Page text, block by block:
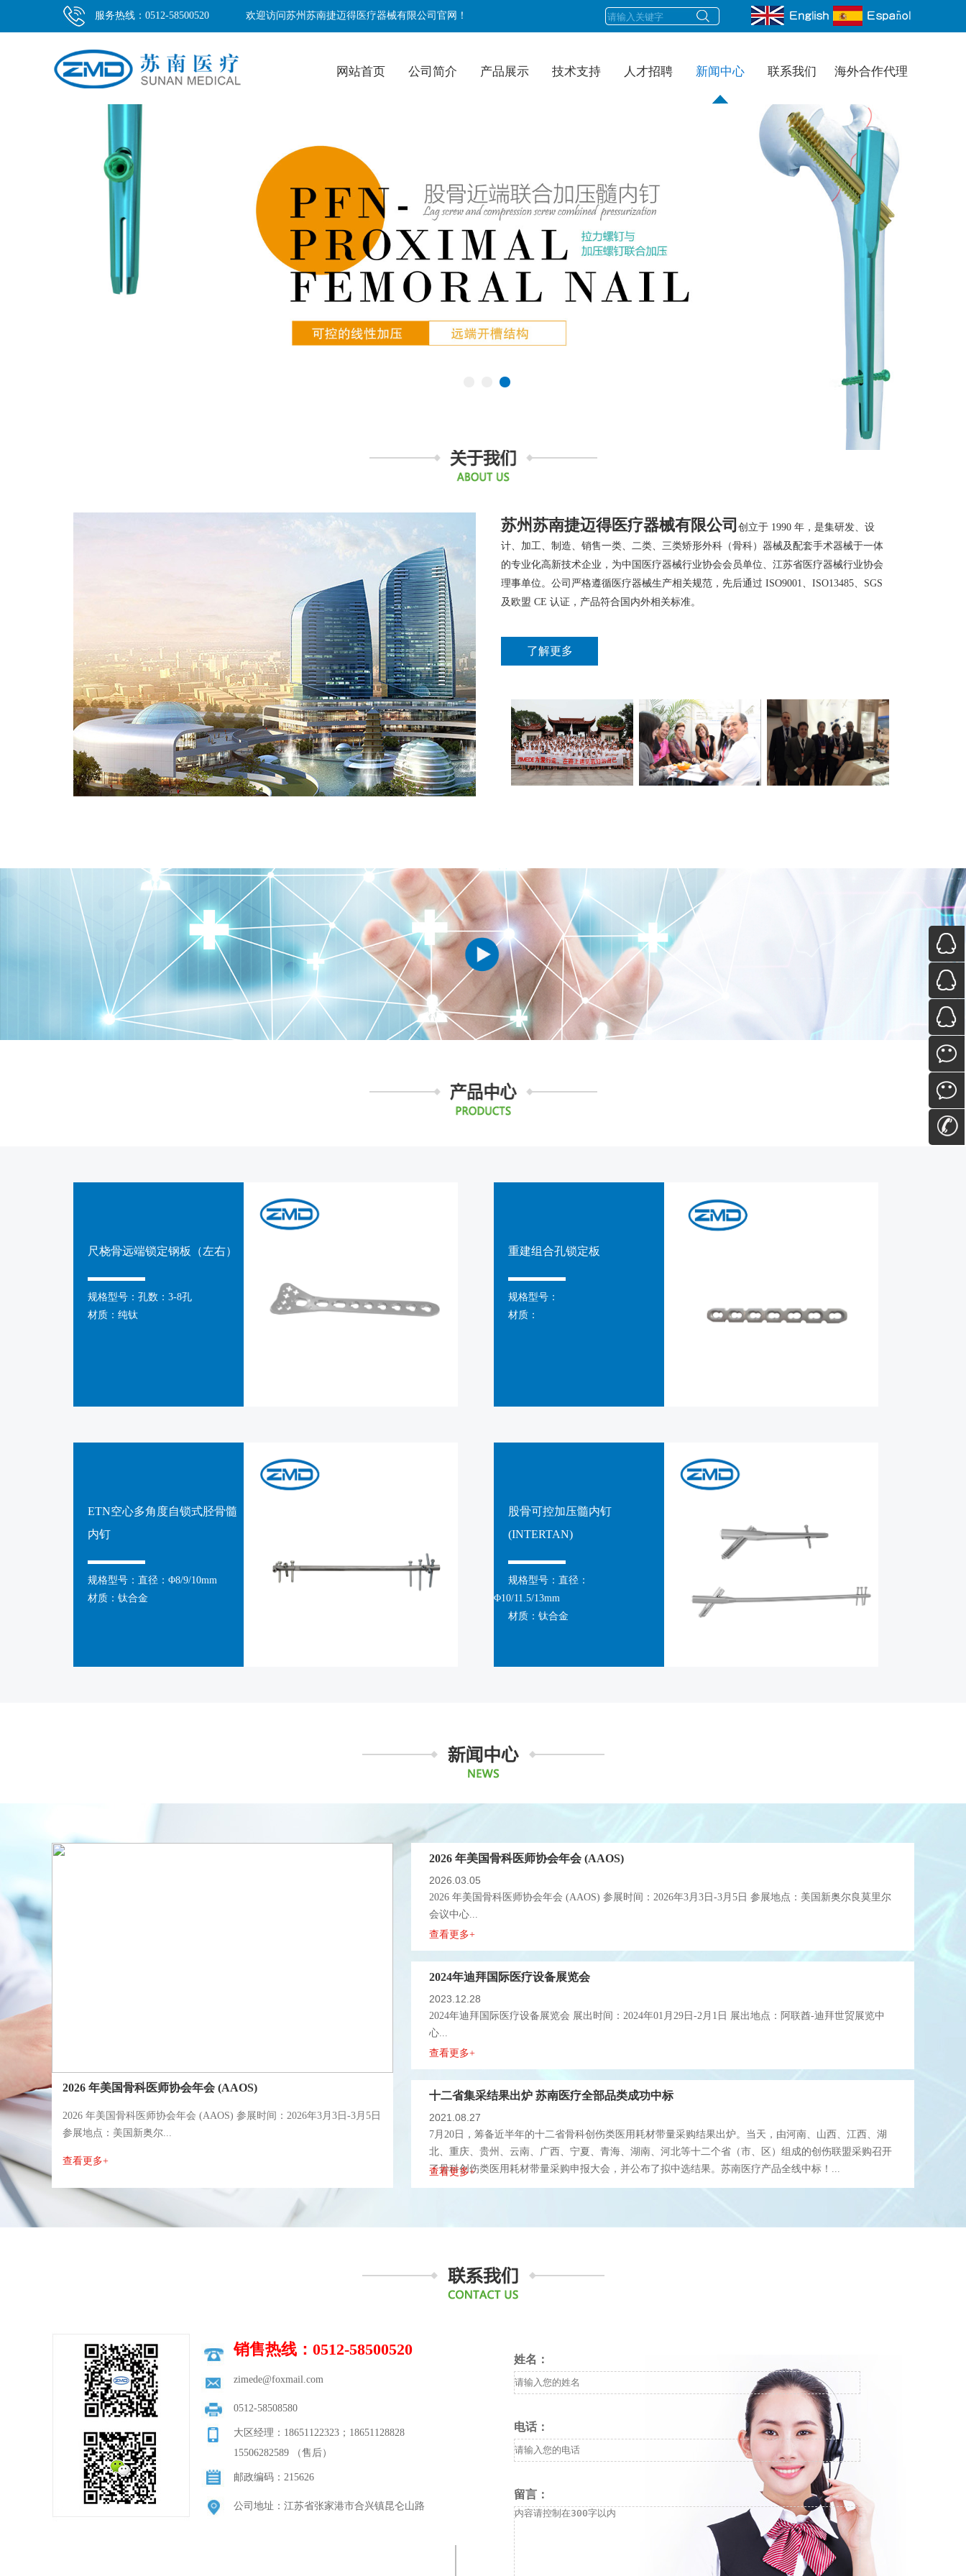
服务热线：0512-58500520 欢迎访问苏州苏南捷迈得医疗器械有限公司官网！
网站首页 公司简介 产品展示 技术支持 人才招聘 新闻中心 联系我们 海外合作代理
1
苏州苏南捷迈得医疗器械有限公司 创立于 1990 年，是集研发、设
计、加工、制造、销售一类、二类、三类矫形外科（骨科）器械及配套手术器械于一体
的专业化高新技术企业，为中国医疗器械行业协会会员单位、江苏省医疗器械行业协会
理事单位。公司严格遵循医疗器械生产相关规范，先后通过 ISO9001、ISO13485、SGS
及欧盟 CE 认证，产品符合国内外相关标准。
了解更多
重建组合孔锁定板
规格型号：
材质：
尺桡骨远端锁定钢板（左右）
规格型号：孔数：3-8孔
材质：纯钛
股骨可控加压髓内钉
(INTERTAN)
规格型号：直径：
Φ10/11.5/13mm
材质：钛合金
ETN空心多角度自锁式胫骨髓
内钉
规格型号：直径：Φ8/9/10mm
材质：钛合金
2026 年美国骨科医师协会年会 (AAOS)
2026 年美国骨科医师协会年会 (AAOS) 参展时间：2026年3月3日-3月5日
参展地点：美国新奥尔...
查看更多+
第79届中国国际医疗器械（春季）博览会
2018.03.12
2026 WHX Miami（美国迈阿密医疗展） 展会时间：2026 年 6 月 17 日 - 19 日 展会地点：迈阿密海滩会展
第93届上海国际医疗器械博览会(CMEF 2026)
...
2026 年美国骨科医师协会年会 (AAOS)
2026.03.05
会议中心...
2024年迪拜国际医疗设备展览会
2023.12.28
2024年迪拜国际医疗设备展览会 展出时间：2024年01月29日-2月1日 展出地点：阿联酋-迪拜世贸展览中
心...
查看更多+
十二省集采结果出炉 苏南医疗全部品类成功中标
2021.08.27
7月20日，筹备近半年的十二省骨科创伤类医用耗材带量采购结果出炉。当天，由河南、山西、江西、湖
北、重庆、贵州、云南、广西、宁夏、青海、湖南、河北等十二个省（市、区）组成的创伤联盟采购召开
了骨科创伤类医用耗材带量采购申报大会，并公布了拟中选结果。苏南医疗产品全线中标！...
查看更多+
浙江：部分地区不得开展带量采购
2021.05.27
5月24日，浙江省医保局发布《浙江省药品医用耗材集中带量采购暂行办法（征求意见稿）》，对采购形
式、实施范围、评审方式、采购规则等作出了详细的规定。征求意见截止到6月1日。 ...
查看更多+
首批重组新型冠状病毒疫苗（CHO细胞） 现已在湖北投入使用 成为灭活疫苗后又一款开放接种的疫苗 这
款疫苗的安全性如何？ 和以前注射的疫苗效果有无差别？ 对此 湖北省疾控中心免疫预防部主任王雷 对大
别再纠结了！关于新冠疫苗的9个误区
查看更多+
销售热线：0512-58500520
zimede@foxmail.com
0512-58508580
大区经理：18651122323；18651128828
15506282589 （售后）
邮政编码：215626
公司地址：江苏省张家港市合兴镇昆仑山路
姓名：
电话：
留言：